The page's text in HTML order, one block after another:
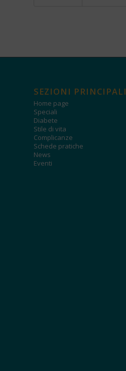
SEZIONI PRINCIPALI
Home page
Speciali
Diabete
Stile di vita
Complicanze
Schede pratiche
News
Eventi